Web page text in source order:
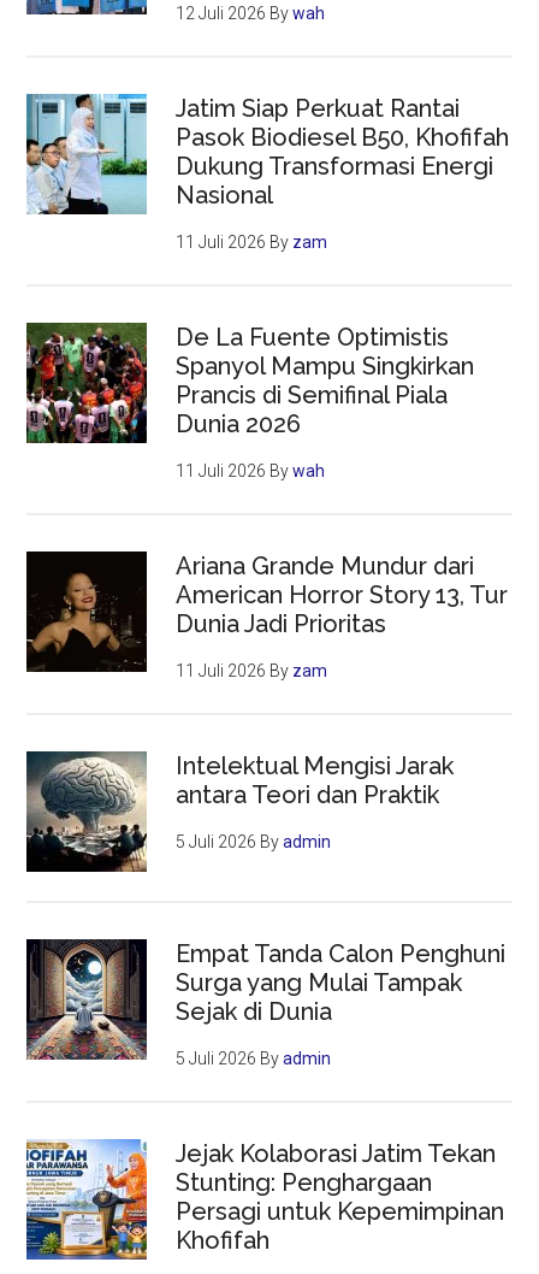
12 Juli 2026 Bywah
Jatim Siap Perkuat Rantai
Pasok Biodiesel B50, Khofifah
Dukung Transformasi Energi
Nasional
11 Juli 2026 By zam
De La Fuente Optimistis
Spanyol Mampu Singkirkan
Prancis di Semifinal Piala
Dunia 2026
11 Juli 2026 Bywah
Ariana Grande Mundur dari
American Horror Story 13, Tur
Dunia Jadi Prioritas
11 Juli 2026 By zam
Intelektual Mengisi Jarak
antara Teori dan Praktik
5 Juli 2026 Byadmin
Empat Tanda Calon Penghuni
Surga yang Mulai Tampak
Sejak di Dunia
5 Juli 2026 Byadmin
Jejak Kolaborasi Jatim Tekan
Stunting: Penghargaan
Persagi untuk Kepemimpinan
Khofifah